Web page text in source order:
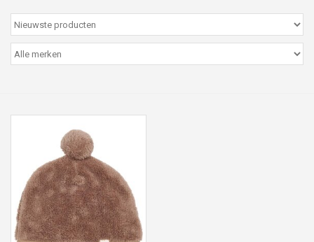
kaartjes
Cadeaubon
Merken